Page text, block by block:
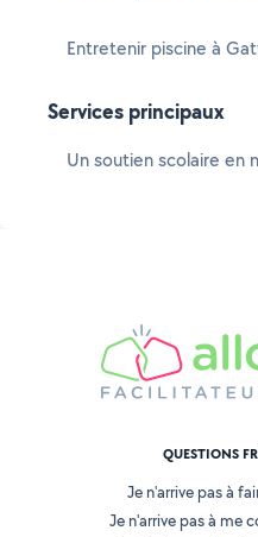
Entretenir piscine à
Services principaux
Un soutien scolaire en
QUESTIONS
Je n'arrive pas à
Je n'arrive pas à me